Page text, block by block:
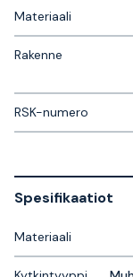
Materiaali
Rakenne
RSK-numero
Spesifikaatiot
Materiaali